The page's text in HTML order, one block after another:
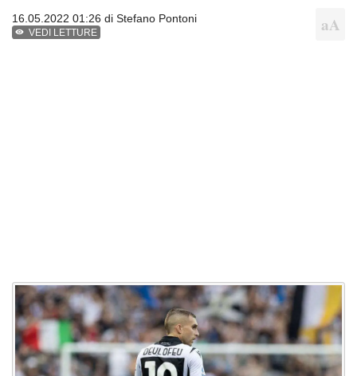
16.05.2022 01:26 di Stefano Pontoni
VEDI LETTURE